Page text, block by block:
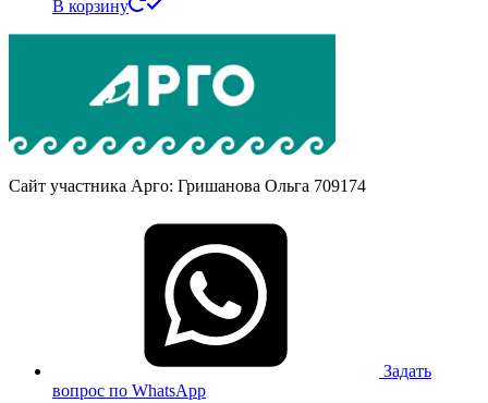
В корзину
Сайт участника Арго: Гришанова Ольга 709174
Задать
вопрос по WhatsApp